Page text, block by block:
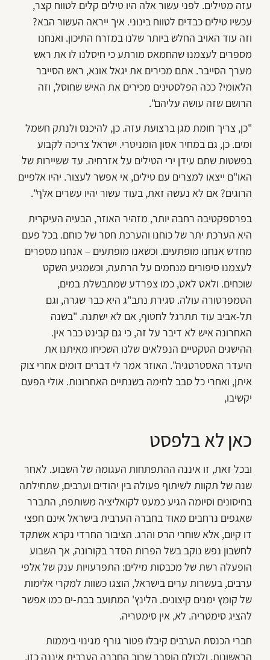
עזה מטילים. לפני עשור אלה היו טילים קלים לטווח קצר,
עכשיו טילים כבדים לטווח בינוני. איך ייראה העשור הבא?
וזה עוד האויב החלש ביותר שלנו במזרח התיכון. ואנחנו
מספרים לעצמנו שהחמאס מורתע כי חיסלנו לו את ראש
מערך הסייבר. אתם מכירים את יגאל אונא, ראש הסייבר
הלאומי? ככה הפלסטינים מכירים את האיש שחוסל, וזה
הרושם שזה עושה עליהם".
"כן, צריך חומת מגן ברצועת עזה. כן, להיכנס ולנתק חשמל
ומים. כן, גם במחיר אסון הומניטרי. ישראל צריכה לקבוע
בפשטות שתם עידן ירי הטילים על אזרחיה. עד ששיירות של
האו"ם ייצאו למצרים עם טילים, אי אפשר לעצור. יהיו אלפיים
הרוגים? אם לא נעשה זאת, בעוד עשור יהיו עשרים אלף".
בפרספקטיבה רחבה יותר, מזהיר האוזר, הבעיה העיקרית
היא הערכת יתר של כוחנו והערכת חסר של כוחם. בכל פעם
מחדש אנחנו מופתעים. וכשאנו מופתעים – אנחנו מספרים
לעצמנו סיפורים מנחמים על הרתעה, וכשמגיע השקט
שוכחים. ולאט לאט, כמו צפרדע שמתבשלת במים,
הטמפרטורה עולה. סגירת נתב"ג היא כבר שגרה, וגם
תל-אביב עוד תתרגל לחטוף, אם לא ישתנה. "בשנה
האחרונה איש לא דיבר על זה, כי גם קבינט כבר אין.
ההישגים הטקטיים הנפלאים שלנו השכיחו מאיתנו את
היעדר האסטרטגיה". האוזר אמר לי דברים דומים אחרי צוק
איתן, ואחרי כל סבב לחימה בשנתיים האחרונות. אולי הפעם
יקשיבו,
כאן לא בלפסט
ובכל זאת, זו איננה ההתפתחות העגומה של השבוע. לאחר
שנה של תקוות לשיתוף פעולה בין יהודים וערבים, שתחילתה
בחיסונים וסיומה הגיע כמעט לקואליציה משותפת, התברר
שאגפים נרחבים מאוד בחברה הערבית בישראל אינם חפצי
דו קיום, אלא שוחרי הרס והרג. הציבור החרדי נקרא אשתקד
לחשבון נפש נוקב בשל הפרות הסדר בקורונה, אך השבוע
הופעלה רשת של מכבסות מילים: התפרעויות ענק של אלפי
ערבים, בעשרות ערים בישראל, הוצגו כשוות למקרי אלימות
של קומץ ימנים קיצונים. הלינץ' המתועב בבת-ים כמו אפשר
להציג סימטריה. לא, אין סימטריה.
חברי הכנסת הערבים קיבלו פטור גורף מגינוי ביממות
הראשונות, ולכולם הוסבר שרוב החברה הערבית איננה כזו.